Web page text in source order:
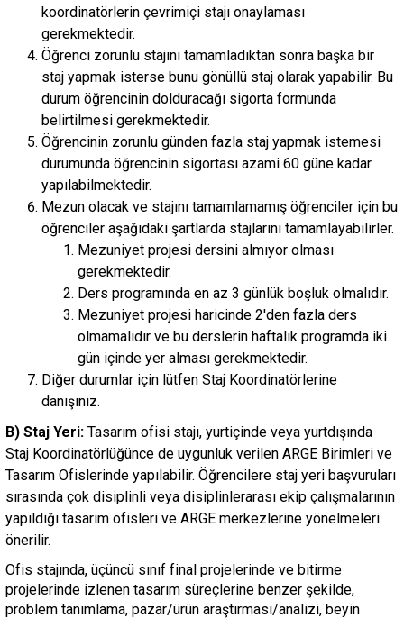
koordinatörlerin çevrimiçi stajı onaylaması
gerekmektedir.
Öğrenci zorunlu stajını tamamladıktan sonra başka bir
staj yapmak isterse bunu gönüllü staj olarak yapabilir. Bu
durum öğrencinin dolduracağı sigorta formunda
belirtilmesi gerekmektedir.
Öğrencinin zorunlu günden fazla staj yapmak istemesi
durumunda öğrencinin sigortası azami 60 güne kadar
yapılabilmektedir.
Mezun olacak ve stajını tamamlamamış öğrenciler için bu
öğrenciler aşağıdaki şartlarda stajlarını tamamlayabilirler.
Mezuniyet projesi dersini almıyor olması
gerekmektedir.
Ders programında en az 3 günlük boşluk olmalıdır.
Mezuniyet projesi haricinde 2'den fazla ders
olmamalıdır ve bu derslerin haftalık programda iki
gün içinde yer alması gerekmektedir.
Diğer durumlar için lütfen Staj Koordinatörlerine
danışınız.
B) Staj Yeri: Tasarım ofisi stajı, yurtiçinde veya yurtdışında
Staj Koordinatörlüğünce de uygunluk verilen ARGE Birimleri ve
Tasarım Ofislerinde yapılabilir. Öğrencilere staj yeri başvuruları
sırasında çok disiplinli veya disiplinlerarası ekip çalışmalarının
yapıldığı tasarım ofisleri ve ARGE merkezlerine yönelmeleri
önerilir.
Ofis stajında, üçüncü sınıf final projelerinde ve bitirme
projelerinde izlenen tasarım süreçlerine benzer şekilde,
problem tanımlama, pazar/ürün araştırması/analizi, beyin